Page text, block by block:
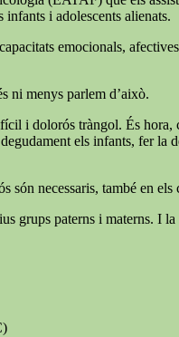
i adolescents alienats.
emocionals,
ni menys parlem d’això.
i dolorós tràngol. És hora,
els infants, fer la
necessaris, també en
grups paterns i materns. I